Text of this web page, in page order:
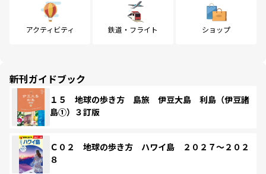
アクティビティ 鉄道・フライト ショップ
新刊ガイドブック
１５ 地球の歩き方 島旅 伊豆大島 利島（伊豆諸
島①）３訂版
Ｃ０２ 地球の歩き方 ハワイ島 ２０２７～２０２
８